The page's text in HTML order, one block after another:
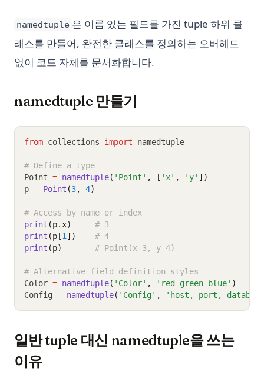
namedtuple 은 이름 있는 필드를 가진 tuple 하위 클
래스를 만들어, 완전한 클래스를 정의하는 오버헤드
없이 코드 자체를 문서화합니다.
namedtuple 만들기
from collections import namedtuple
# Define a type
Point = namedtuple( 'Point' , [ 'x' , 'y' ])
p = Point (3, 4)
# Access by name or index
print (p.x)
# 3
print (p[1 ])
# 4
print (p) # Point(x=3, y=4)
# Alternative field definition styles
Color = namedtuple( 'Color' , 'red green blue' )
Config = namedtuple( 'Config' , 'host, port,
일반 tuple 대신 namedtuple을 쓰는
이유